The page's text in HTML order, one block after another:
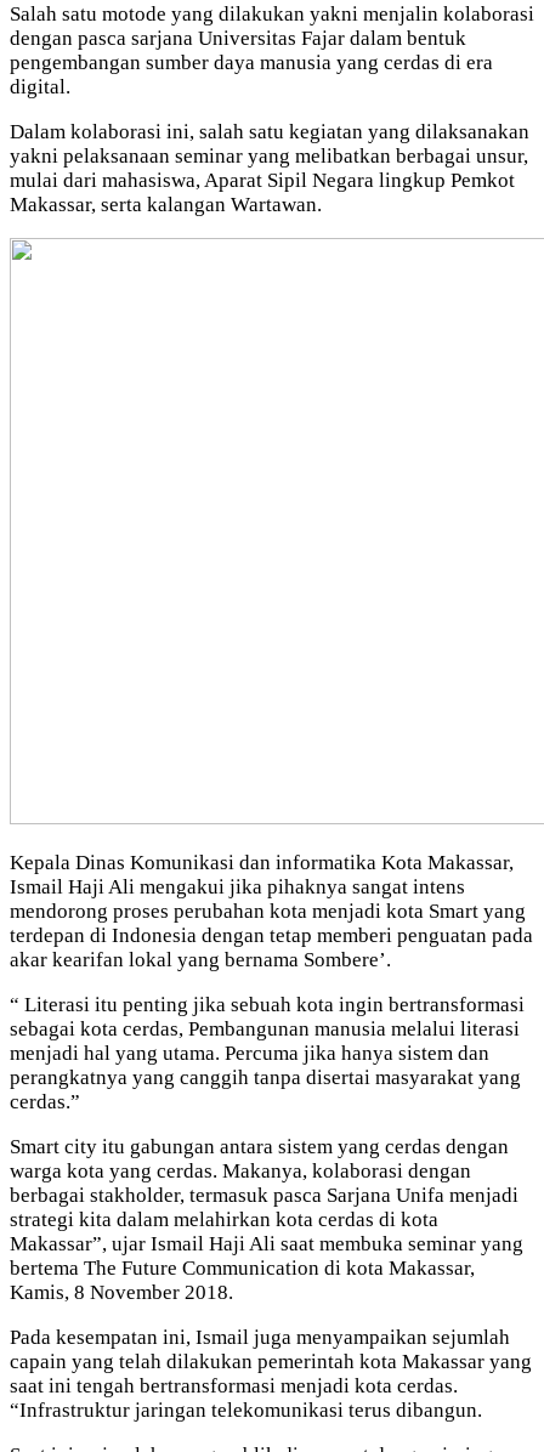
Salah satu motode yang dilakukan yakni menjalin kolaborasi
dengan pasca sarjana Universitas Fajar dalam bentuk
pengembangan sumber daya manusia yang cerdas di era
digital.
Dalam kolaborasi ini, salah satu kegiatan yang dilaksanakan
yakni pelaksanaan seminar yang melibatkan berbagai unsur,
mulai dari mahasiswa, Aparat Sipil Negara lingkup Pemkot
Makassar, serta kalangan Wartawan.
Kepala Dinas Komunikasi dan informatika Kota Makassar,
Ismail Haji Ali mengakui jika pihaknya sangat intens
mendorong proses perubahan kota menjadi kota Smart yang
terdepan di Indonesia dengan tetap memberi penguatan pada
akar kearifan lokal yang bernama Sombere’.
“ Literasi itu penting jika sebuah kota ingin bertransformasi
sebagai kota cerdas, Pembangunan manusia melalui literasi
menjadi hal yang utama. Percuma jika hanya sistem dan
perangkatnya yang canggih tanpa disertai masyarakat yang
cerdas.”
Smart city itu gabungan antara sistem yang cerdas dengan
warga kota yang cerdas. Makanya, kolaborasi dengan
berbagai stakholder, termasuk pasca Sarjana Unifa menjadi
strategi kita dalam melahirkan kota cerdas di kota
Makassar”, ujar Ismail Haji Ali saat membuka seminar yang
bertema The Future Communication di kota Makassar,
Kamis, 8 November 2018.
Pada kesempatan ini, Ismail juga menyampaikan sejumlah
capain yang telah dilakukan pemerintah kota Makassar yang
saat ini tengah bertransformasi menjadi kota cerdas.
“Infrastruktur jaringan telekomunikasi terus dibangun.